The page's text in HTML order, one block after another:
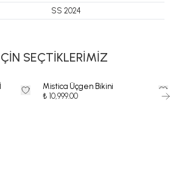
SS 2024
SEÇTİKLERİMİZ
Mistica Üçgen Bikini
₺ 10,999.00